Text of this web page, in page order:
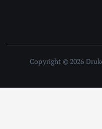
Copyright © 2026